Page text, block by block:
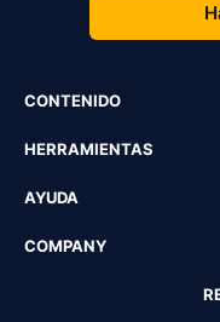
CONTENIDO
HERRAMIENTAS
AYUDA
COMPANY